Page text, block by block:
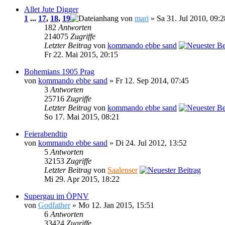
Allet Jute Digger
1 ... 17, 18, 19 von mari » Sa 31. Jul 2010,
182 Antworten
214075 Zugriffe
Letzter Beitrag von kommando ebbe sand
Fr 22. Mai 2015, 20:15
Bohemians 1905 Prag
von kommando ebbe sand » Fr 12. Sep 2014, 07:45
3 Antworten
25716 Zugriffe
Letzter Beitrag von kommando ebbe sand
So 17. Mai 2015, 08:21
Feierabendtip
von kommando ebbe sand » Di 24. Jul 2012, 13:52
5 Antworten
32153 Zugriffe
Letzter Beitrag von Saalenser
Mi 29. Apr 2015, 18:22
Supergau im ÖPNV
von Godfather» Mo 12. Jan 2015, 15:51
6 Antworten
33424 Zugriffe